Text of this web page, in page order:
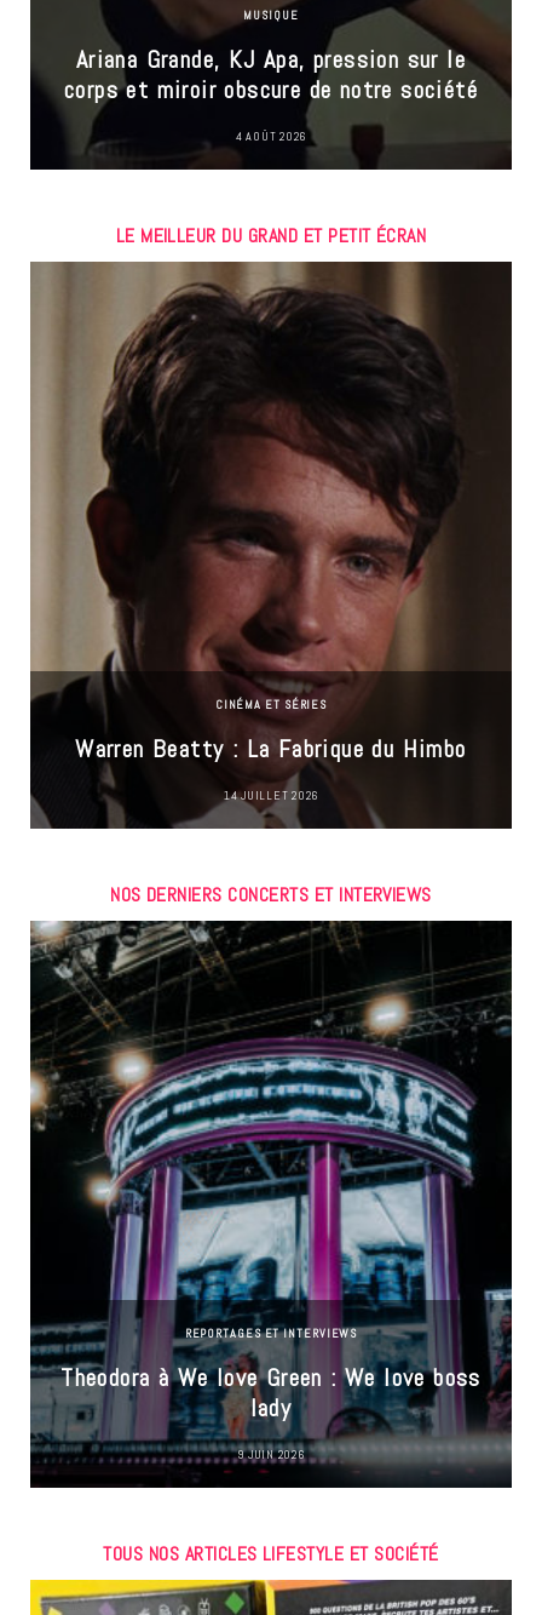
MUSIQUE
Ariana Grande, KJ Apa, pression sur le
corps et miroir obscure de notre société
4 AOÛT 2026
LE MEILLEUR DU GRAND ET PETIT ÉCRAN
CINÉMA ET SÉRIES
Warren Beatty : La Fabrique du Himbo
14 JUILLET 2026
NOS DERNIERS CONCERTS ET INTERVIEWS
REPORTAGES ET INTERVIEWS
Theodora à We love Green : We love boss
lady
9 JUIN 2026
TOUS NOS ARTICLES LIFESTYLE ET SOCIÉTÉ